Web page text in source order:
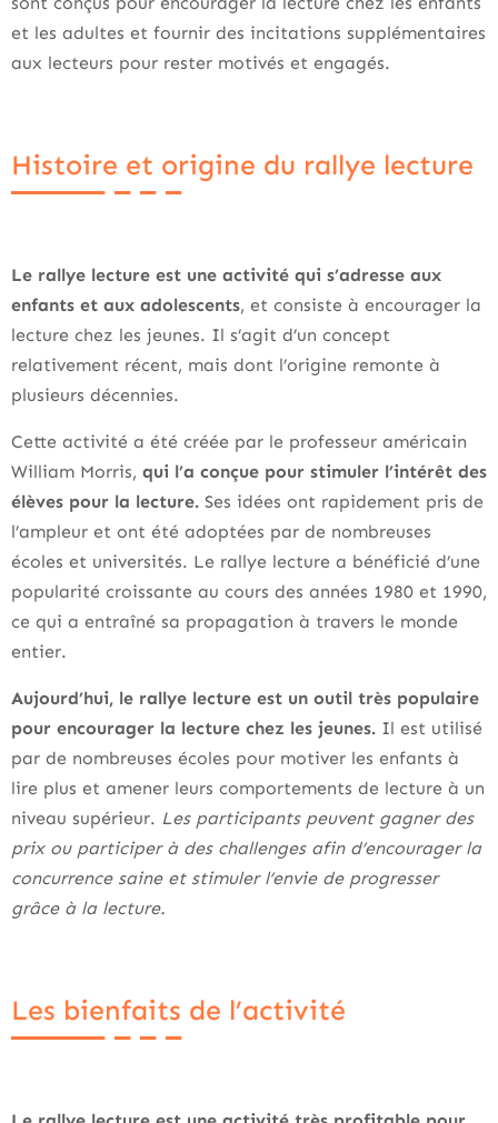
et les adultes et fournir des incitations supplémentaires
aux lecteurs pour rester motivés et engagés.
Histoire et origine du rallye lecture
Le rallye lecture est une activité qui s’adresse aux
enfants et aux adolescents, et consiste à encourager la
lecture chez les jeunes. Il s’agit d’un concept
relativement récent, mais dont l’origine remonte à
plusieurs décennies.
Cette activité a été créée par le professeur américain
William Morris, qui l’a conçue pour stimuler l’intérêt des
élèves pour la lecture. Ses idées ont rapidement pris de
l’ampleur et ont été adoptées par de nombreuses
écoles et universités. Le rallye lecture a bénéficié d’une
popularité croissante au cours des années 1980 et 1990,
ce qui a entraîné sa propagation à travers le monde
entier.
Aujourd’hui, le rallye lecture est un outil très populaire
pour encourager la lecture chez les jeunes. Il est utilisé
par de nombreuses écoles pour motiver les enfants à
lire plus et amener leurs comportements de lecture à un
niveau supérieur. Les participants peuvent gagner des
prix ou participer à des challenges afin d’encourager la
concurrence saine et stimuler l’envie de progresser
grâce à la lecture.
Les bienfaits de l’activité